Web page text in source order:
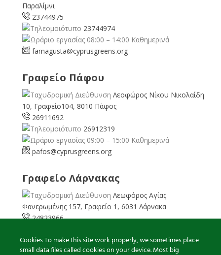
Παραλίμνι
23744975
23744974
08:00 – 14:00 Καθημερινά
famagusta@cyprusgreens.org
Γραφείο Πάφου
Λεοφώρος Νίκου Νικολαίδη
10, Γραφείο104, 8010 Πάφος
26911692
26912319
09:00 – 15:00 Καθημερινά
pafos@cyprusgreens.org
Γραφείο Λάρνακας
Λεωφόρος Αγίας
Φανερωμένης 157, Γραφείο 1, 6031 Λάρνακα
24823966
08:00 – 16:00 Καθημερινά
larnaka@cyprusgreens.org
Cookies To make this site work properly, we sometimes place
small data files called cookies on your device. Most big